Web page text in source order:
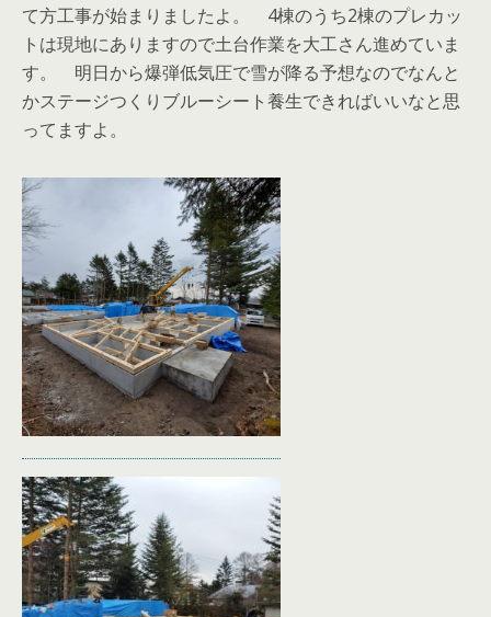
て方工事が始まりましたよ。 4棟のうち2棟のプレカッ
トは現地にありますので土台作業を大工さん進めていま
す。 明日から爆弾低気圧で雪が降る予想なのでなんと
かステージつくりブルーシート養生できればいいなと思
ってますよ。